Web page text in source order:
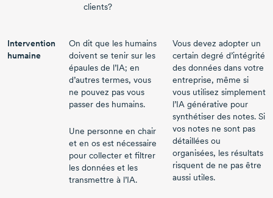
clients?
Intervention
humaine
On dit que les humains
doivent se tenir sur les
épaules de l’IA; en
d’autres termes, vous
ne pouvez pas vous
passer des humains.
Une personne en chair
et en os est nécessaire
pour collecter et filtrer
les données et les
transmettre à l’IA.
Vous devez adopter un
certain degré d’intégrité
des données dans votre
entreprise, même si
vous utilisez simplement
l’IA générative pour
synthétiser des notes. Si
vos notes ne sont pas
détaillées ou
organisées, les résultats
risquent de ne pas être
aussi utiles.